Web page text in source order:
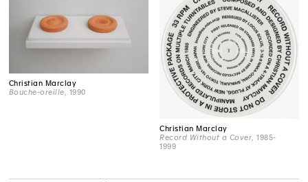
Christian Marclay
Bouche-oreille , 1990
Christian Marclay
Record Without a Cover , 1985-
1999